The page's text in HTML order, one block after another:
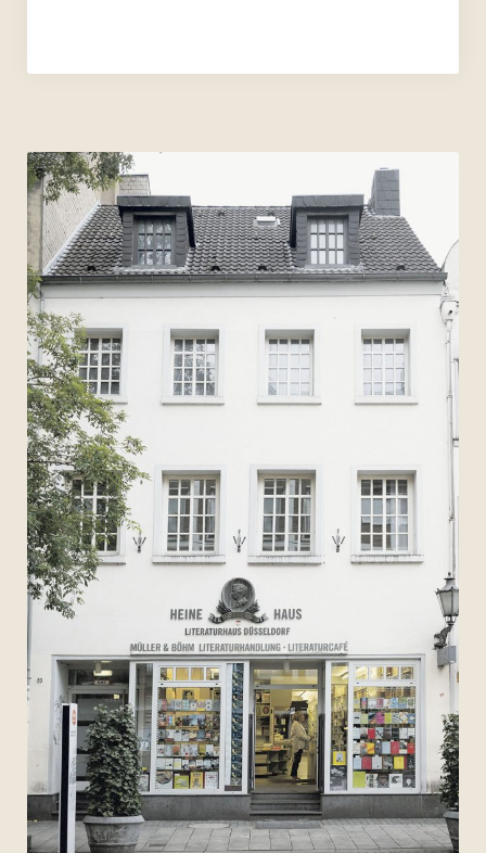
Archiv 2012
Archiv 2011
Archiv 2010
Archiv 2009
Archiv 2008
Archiv 2007
Archiv 2006
Bilder
Videos
Presse
Vermietung
Kontakt
Impressum